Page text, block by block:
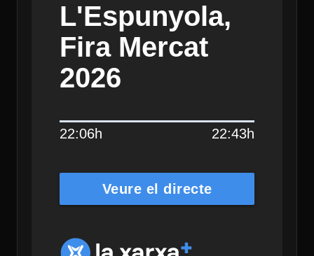
L'Espunyola,
Fira Mercat
2026
22:06h 22:43h
Veure el directe